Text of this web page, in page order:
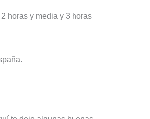
horas y media y 3 horas